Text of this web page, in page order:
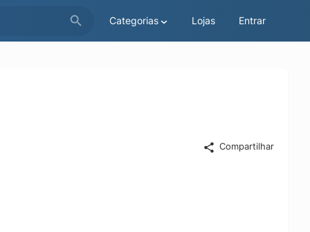
Categorias Lojas Entrar
Compartilhar